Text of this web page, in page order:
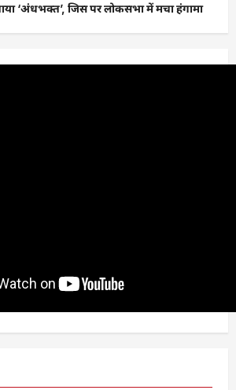
‘अंधभक्त’, जिस पर लोकसभा में मचा हंगामा